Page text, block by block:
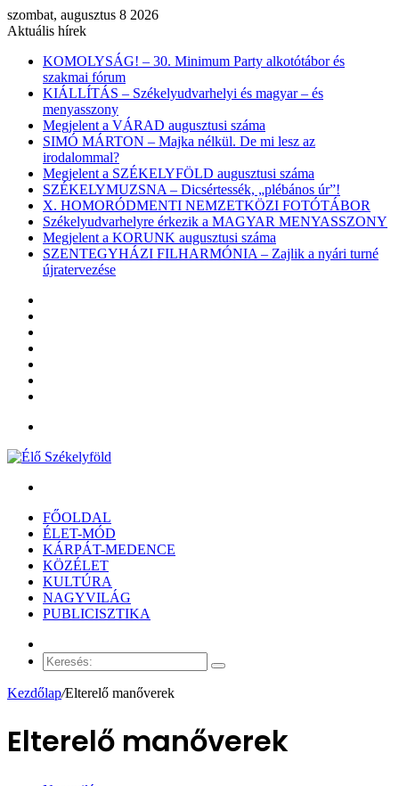
szombat, augusztus 8 2026
Aktuális hírek
KOMOLYSÁG! – 30. Minimum Party alkotótábor és
szakmai fórum
KIÁLLÍTÁS – Székelyudvarhelyi és magyar – és
menyasszony
Megjelent a VÁRAD augusztusi száma
SIMÓ MÁRTON – Majka nélkül. De mi lesz az
irodalommal?
Megjelent a SZÉKELYFÖLD augusztusi száma
SZÉKELYMUZSNA – Dicsértessék, „plébános úr”!
X. HOMORÓDMENTI NEMZETKÖZI FOTÓTÁBOR
Székelyudvarhelyre érkezik a MAGYAR MENYASSZONY
Megjelent a KORUNK augusztusi száma
SZENTEGYHÁZI FILHARMÓNIA – Zajlik a nyári turné
újratervezése
FŐOLDAL
ÉLET-MÓD
KÁRPÁT-MEDENCE
KÖZÉLET
KULTÚRA
NAGYVILÁG
PUBLICISZTIKA
cikk
Keresés:
Kezdőlap/Elterelő manőverek
Elterelő manőverek